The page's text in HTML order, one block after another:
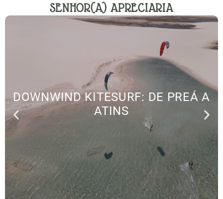
SENHOR(A) APRECIARIA
DOWNWIND KITESURF: DE PREÁ A
ATINS